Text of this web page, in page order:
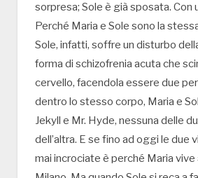
sorpresa; Sole è già sposata. Con
Perché Maria e Sole sono la
Sole, infatti, soffre un disturbo
forma di schizofrenia acuta che
cervello, facendola essere due
dentro lo stesso corpo, Maria e
Jekyll e Mr. Hyde, nessuna delle
dell’altra. E se fino ad oggi le due
mai incrociate è perché Maria vive